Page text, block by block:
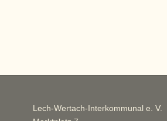
Lech-Wertach-Interkommunal e. V.